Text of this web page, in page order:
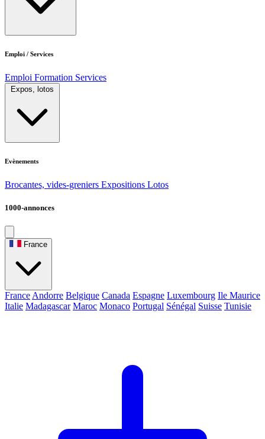
Emploi / Services
Emploi Formation Services
Expos, lotos
Evènements
Brocantes, vides-greniers Expositions Lotos
1000-annonces
France
France Andorre Belgique Canada Espagne Luxembourg Ile Maurice
Italie Madagascar Maroc Monaco Portugal Sénégal Suisse Tunisie